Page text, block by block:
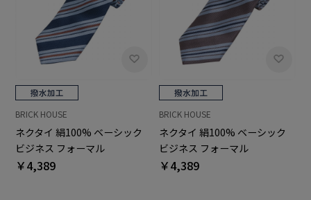
BRICK HOUSE
ネクタイ 絹100% ベーシック
ビジネス フォーマル
￥4,389
BRICK HOUSE
ネクタイ 絹100% ベーシック
ビジネス フォーマル
￥4,389